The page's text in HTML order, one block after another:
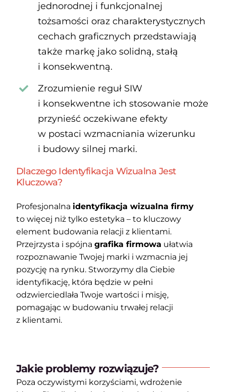
jednorodnej i funkcjonalnej
tożsamości oraz charakterystycznych
cechach graficznych przedstawiają
także markę jako solidną, stałą
i konsekwentną.
Zrozumienie reguł SIW
i konsekwentne ich stosowanie może
przynieść oczekiwane efekty
w postaci wzmacniania wizerunku
i budowy silnej marki.
Dlaczego Identyfikacja Wizualna Jest
Kluczowa?
Profesjonalna identyfikacja wizualna firmy
to więcej niż tylko estetyka – to kluczowy
element budowania relacji z klientami.
Przejrzysta i spójna grafika firmowa ułatwia
rozpoznawanie Twojej marki i wzmacnia jej
pozycję na rynku. Stworzymy dla Ciebie
identyfikację, która będzie w pełni
odzwierciedlała Twoje wartości i misję,
pomagając w budowaniu trwałej relacji
z klientami.
Jakie problemy rozwiązuje?
Poza oczywistymi korzyściami, wdrożenie